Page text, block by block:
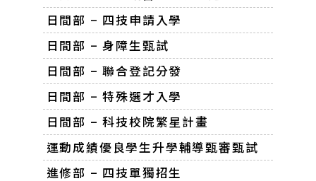
日間部 – 四技申請入學
日間部 – 身障生甄試
日間部 – 聯合登記分發
日間部 – 特殊選才入學
日間部 – 科技校院繁星計畫
運動成績優良學生升學輔導甄審甄試
進修部 – 四技單獨招生